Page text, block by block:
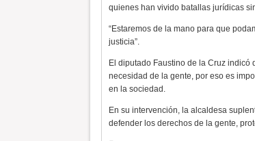
quienes han vivido batallas jurídicas
“Estaremos de la mano para que
justicia”.
El diputado Faustino de la Cruz
necesidad de la gente, por eso es
en la sociedad.
En su intervención, la alcaldesa
defender los derechos de la gente,